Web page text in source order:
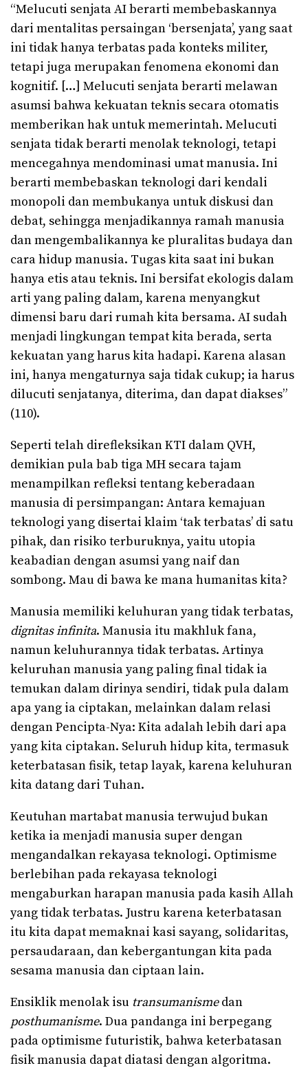
“Melucuti senjata AI berarti membebaskannya
dari mentalitas persaingan ‘bersenjata’, yang saat
ini tidak hanya terbatas pada konteks militer,
tetapi juga merupakan fenomena ekonomi dan
kognitif. […] Melucuti senjata berarti melawan
asumsi bahwa kekuatan teknis secara otomatis
memberikan hak untuk memerintah. Melucuti
senjata tidak berarti menolak teknologi, tetapi
mencegahnya mendominasi umat manusia. Ini
berarti membebaskan teknologi dari kendali
monopoli dan membukanya untuk diskusi dan
debat, sehingga menjadikannya ramah manusia
dan mengembalikannya ke pluralitas budaya dan
cara hidup manusia. Tugas kita saat ini bukan
hanya etis atau teknis. Ini bersifat ekologis dalam
arti yang paling dalam, karena menyangkut
dimensi baru dari rumah kita bersama. AI sudah
menjadi lingkungan tempat kita berada, serta
kekuatan yang harus kita hadapi. Karena alasan
ini, hanya mengaturnya saja tidak cukup; ia harus
dilucuti senjatanya, diterima, dan dapat diakses”
(110).
Seperti telah direfleksikan KTI dalam QVH,
demikian pula bab tiga MH secara tajam
menampilkan refleksi tentang keberadaan
manusia di persimpangan: Antara kemajuan
teknologi yang disertai klaim ‘tak terbatas’ di satu
pihak, dan risiko terburuknya, yaitu utopia
keabadian dengan asumsi yang naif dan
sombong. Mau di bawa ke mana humanitas kita?
Manusia memiliki keluhuran yang tidak terbatas,
dignitas infinita. Manusia itu makhluk fana,
namun keluhurannya tidak terbatas. Artinya
keluruhan manusia yang paling final tidak ia
temukan dalam dirinya sendiri, tidak pula dalam
apa yang ia ciptakan, melainkan dalam relasi
dengan Pencipta-Nya: Kita adalah lebih dari apa
yang kita ciptakan. Seluruh hidup kita, termasuk
keterbatasan fisik, tetap layak, karena keluhuran
kita datang dari Tuhan.
Keutuhan martabat manusia terwujud bukan
ketika ia menjadi manusia super dengan
mengandalkan rekayasa teknologi. Optimisme
berlebihan pada rekayasa teknologi
mengaburkan harapan manusia pada kasih Allah
yang tidak terbatas. Justru karena keterbatasan
itu kita dapat memaknai kasi sayang, solidaritas,
persaudaraan, dan kebergantungan kita pada
sesama manusia dan ciptaan lain.
Ensiklik menolak isu transumanismedan
posthumanisme. Dua pandanga ini berpegang
pada optimisme futuristik, bahwa keterbatasan
fisik manusia dapat diatasi dengan algoritma.